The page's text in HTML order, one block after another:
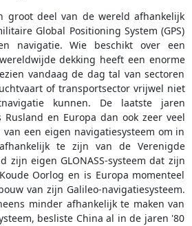
groot deel van de wereld afhankelijk
Global Positioning System (GPS)
navigatie. Wie beschikt over een
dekking heeft een enorme
vandaag de dag tal van sectoren
of transportsector vrijwel niet
kunnen. De laatste jaren
Rusland en Europa dan ook zeer veel
een eigen navigatiesysteem om in
te zijn van de Verenigde
zijn eigen GLONASS-systeem dat zijn
Oorlog en is Europa momenteel
van zijn Galileo-navigatiesysteem.
minder afhankelijk te maken van
besliste China al in de jaren '80